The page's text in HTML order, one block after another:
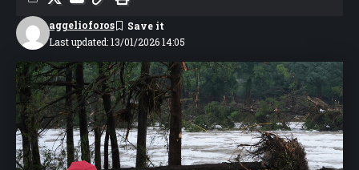
Last updated: 13/01/2026 14:05
aggelioforos